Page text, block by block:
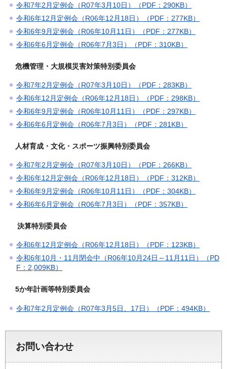
令和7年2月定例会（R07年3月10日）（PDF：290KB）
令和6年12月定例会（R06年12月18日）（PDF：277KB）
令和6年9月定例会（R06年10月11日）（PDF：277KB）
令和6年6月定例会（R06年7月3日）（PDF：310KB）
危機管理・大規模災害対策特別委員会
令和7年2月定例会（R07年3月10日）（PDF：283KB）
令和6年12月定例会（R06年12月18日）（PDF：298KB）
令和6年9月定例会（R06年10月11日）（PDF：297KB）
令和6年6月定例会（R06年7月3日）（PDF：281KB）
人材育成・文化・スポーツ振興特別委員会
令和7年2月定例会（R07年3月10日）（PDF：266KB）
令和6年12月定例会（R06年12月18日）（PDF：312KB）
令和6年9月定例会（R06年10月11日）（PDF：304KB）
令和6年6月定例会（R06年7月3日）（PDF：357KB）
決算特別委員会
令和6年12月定例会（R06年12月18日）（PDF：123KB）
令和6年10月・11月閉会中（R06年10月24日～11月11日）（PD
F：2,009KB）
5か年計画等特別委員会
令和7年2月定例会（R07年3月5日、17日）（PDF：494KB）
お問い合わせ